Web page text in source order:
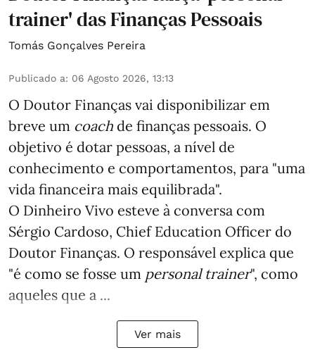
trainer' das Finanças Pessoais
Tomás Gonçalves Pereira
Publicado a: 06 Agosto 2026, 13:13
O Doutor Finanças vai disponibilizar em
breve um coach de finanças pessoais. O
objetivo é dotar pessoas, a nível de
conhecimento e comportamentos, para "uma
vida financeira mais equilibrada".
O Dinheiro Vivo esteve à conversa com
Sérgio Cardoso, Chief Education Officer do
Doutor Finanças. O responsável explica que
"é como se fosse um personal trainer", como
aqueles que a ...
Ver mais